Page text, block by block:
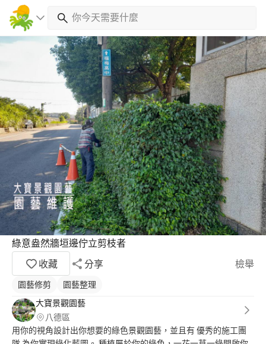
綠意盎然牆垣邊佇立剪枝者
收藏
分享 檢舉
園藝修剪
園藝整理
大寶景觀園藝
八德區
用你的視角設計出你想要的綠色景觀園藝，並且有 優秀的施工團